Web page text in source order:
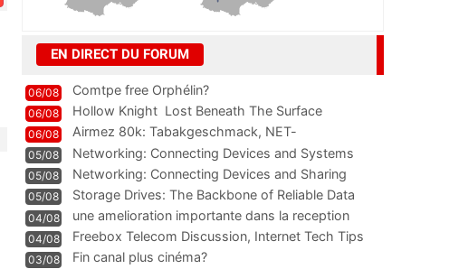
EN DIRECT DU FORUM
06/08 Comtpe free Orphélin?
06/08 Hollow Knight  Lost Beneath The Surface
06/08
Airmez 80k: Tabakgeschmack, NET-
Technologie und Leistung im
05/08 Networking: Connecting Devices and Systems
05/08
Networking: Connecting Devices and Sharing
Information
05/08
Storage Drives: The Backbone of Reliable Data
Management
04/08
une amelioration importante dans la reception
WIFI
04/08
Freebox Telecom Discussion, Internet Tech Tips
Communi
03/08 Fin canal plus cinéma?